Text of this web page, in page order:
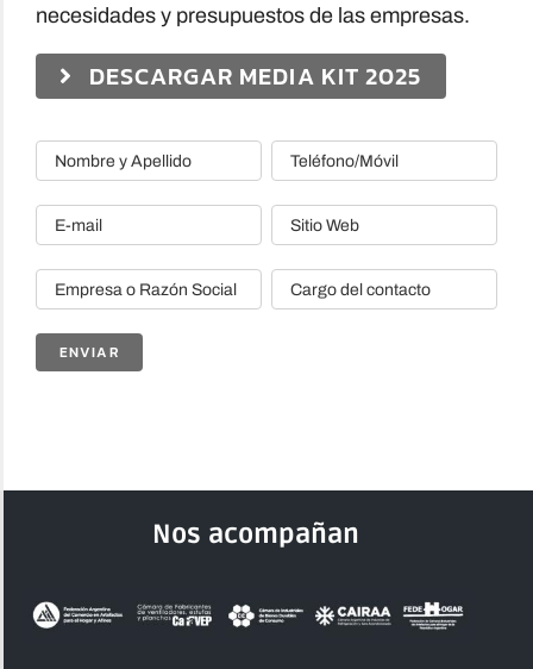
necesidades y presupuestos de las empresas.
DESCARGAR MEDIA KIT 2025
Nos acompañan